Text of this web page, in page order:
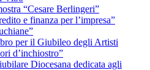
“Cesare Berlingeri”
e finanza per l’impresa”
per il Giubileo degli Artisti
d’inchiostro”
Diocesana dedicata agli